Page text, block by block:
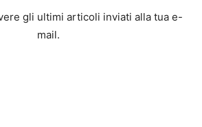
gli ultimi articoli inviati alla tua e-
mail.